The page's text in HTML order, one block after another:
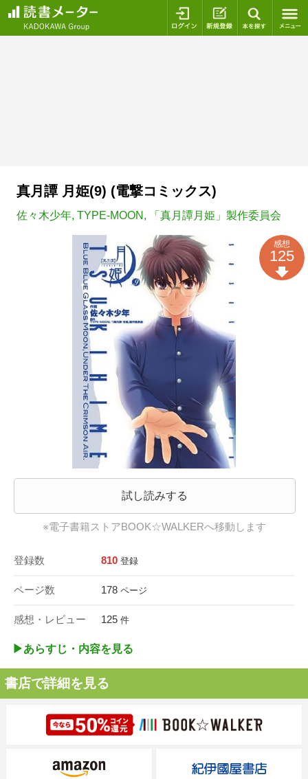
ログイン 新規登録
真月譚 月姫(9) (電撃コミックス)
佐々木少年, TYPE-MOON , 「真月譚月姫」製作委員会
試し読みする
※電子書籍ストアBOOK☆WALKERへ移動します
登録数 810 登録
ページ数 178 ページ
感想・レビュー 125 件
感想
125
▶︎あらすじ・内容を見る
書店で詳細を見る